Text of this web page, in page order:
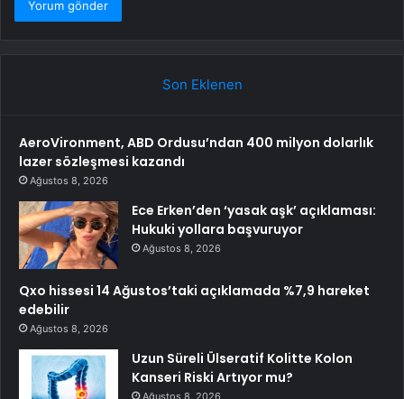
Son Eklenen
AeroVironment, ABD Ordusu’ndan 400 milyon dolarlık
lazer sözleşmesi kazandı
Ağustos 8, 2026
Ece Erken’den ‘yasak aşk’ açıklaması:
Hukuki yollara başvuruyor
Ağustos 8, 2026
Qxo hissesi 14 Ağustos’taki açıklamada %7,9 hareket
edebilir
Ağustos 8, 2026
Uzun Süreli Ülseratif Kolitte Kolon
Kanseri Riski Artıyor mu?
Ağustos 8, 2026